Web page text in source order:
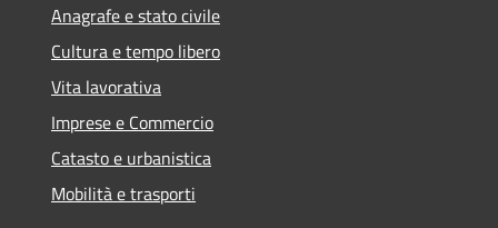
Anagrafe e stato civile
Cultura e tempo libero
Vita lavorativa
Imprese e Commercio
Catasto e urbanistica
Mobilità e trasporti